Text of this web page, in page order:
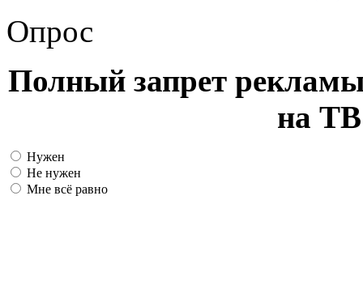
Опрос
Полный запрет
на ТВ
Нужен
Не нужен
Мне всё равно